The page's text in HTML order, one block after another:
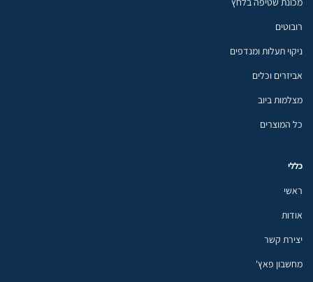
רובוטים
ניקוי תעלות ומנדפים
אביזרים וכלים
מצלמות ביוב
כל המוצרים
כללי
ראשי
אודות
יצירת קשר
מחשבון פאץ'